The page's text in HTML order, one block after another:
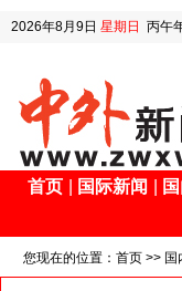
2026年8月9日 星期日 丙午
首页 国际新闻
您现在的位置： 首页 >> 国